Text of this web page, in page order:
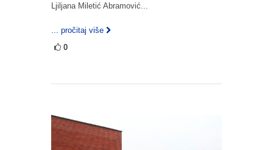
Ljiljana Miletić Abramović...
... pročitaj više
0